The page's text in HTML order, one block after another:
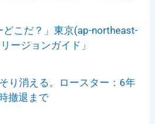
どこだ？」東京(ap-northeast-
ージョンガイド」
り消える。ロースター：6年
撤退まで